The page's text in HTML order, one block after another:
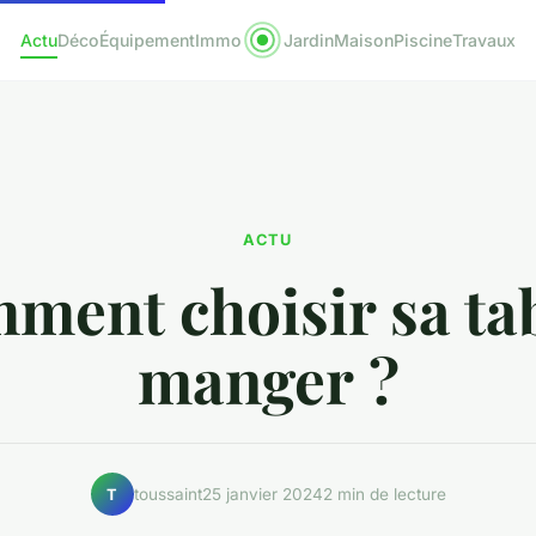
ActuDécoÉquipementImmo JardinMaisonPiscineTravaux
ACTU
choisir sa
manger ?
T toussaint25 janvier 20242 min de lecture